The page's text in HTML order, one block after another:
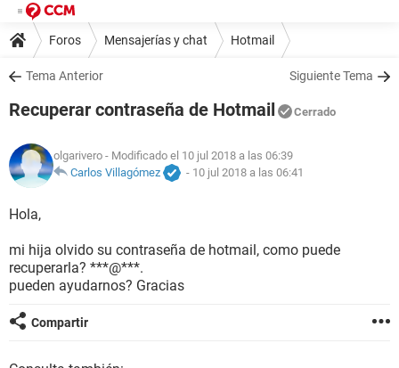
Foros Mensajerías y chat Hotmail
Tema Anterior Siguiente Tema
Recuperar contraseña de Hotmail Cerrado
olgarivero - Modificado el 10 jul 2018 a las 06:39
Carlos Villagómez
- 10 jul 2018 a las 06:41
Hola,
mi hija olvido su contraseña de hotmail, como puede
recuperarla? ***@***.
pueden ayudarnos? Gracias
Compartir